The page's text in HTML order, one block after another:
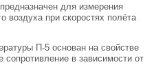
для измерения
воздуха при скоростях полёта
П-5 основан на свойстве
в зависимости от